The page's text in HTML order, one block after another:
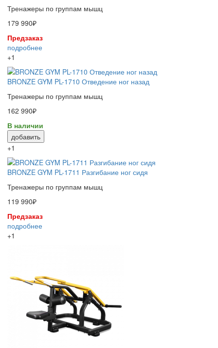
Тренажеры по группам мышц
179 990₽
Предзаказ
подробнее
+1
BRONZE GYM PL-1710 Отведение ног назад
Тренажеры по группам мышц
162 990₽
В наличии
добавить
+1
BRONZE GYM PL-1711 Разгибание ног сидя
Тренажеры по группам мышц
119 990₽
Предзаказ
подробнее
+1